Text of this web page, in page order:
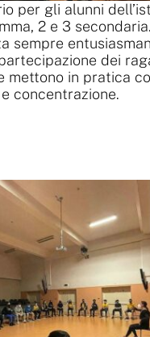
per gli alunni
2 e 3 secondaria.
sempre
dei
mettono in pratica
concentrazione.